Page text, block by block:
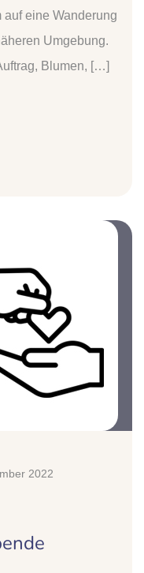
eine Wanderung
Umgebung.
Blumen, […]
2022